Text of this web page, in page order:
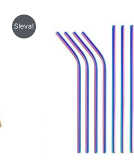
Sleva!
cena
byla:
199 Kč.
Aktuální
cena